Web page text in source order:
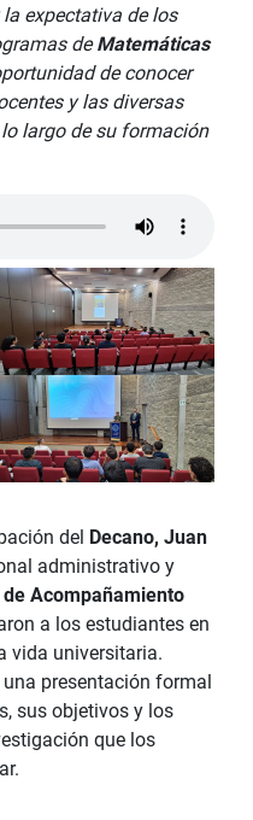
expectativa de los
deMatemáticas
de conocer
y las diversas
largo de su formación
del Decano, Juan
administrativo y
Acompañamiento
a los estudiantes en
vida universitaria.
presentación formal
sus objetivos y los
que los